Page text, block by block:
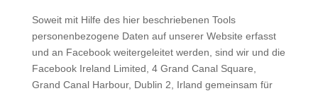
Soweit mit Hilfe des hier beschriebenen Tools
personenbezogene Daten auf unserer Website erfasst
und an Facebook weitergeleitet werden, sind wir und die
Facebook Ireland Limited, 4 Grand Canal Square,
Grand Canal Harbour, Dublin 2, Irland gemeinsam für